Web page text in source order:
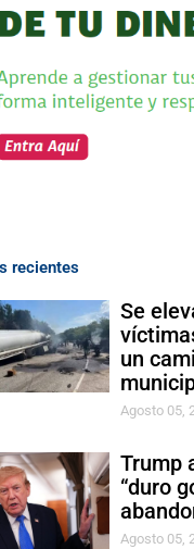
recientes
Se
un
Agosto 05,
Trump
“duro
Agosto 05,